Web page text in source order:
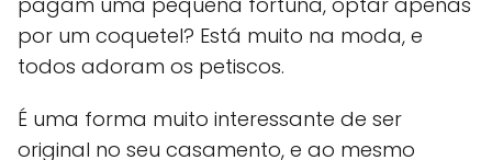
por um coquetel? Está muito na moda, e
todos adoram os petiscos.
É uma forma muito interessante de ser
original no seu casamento, e ao mesmo